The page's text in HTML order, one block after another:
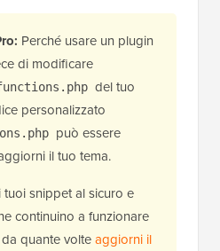
Perché usare un plugin
di modificare
del tuo
personalizzato
può essere
il tuo tema.
snippet al sicuro e
continuino a funzionare
quante volteaggiorni il